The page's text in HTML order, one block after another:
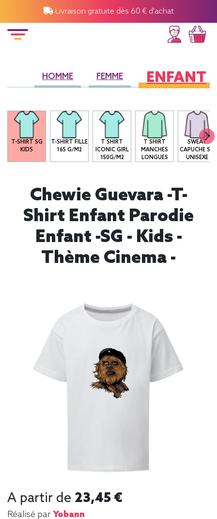
Livraison gratuite dès 60 € d'achat
HOMME FEMME ENFANT
T-SHIRT SG
KIDS
T-SHIRT FILLE
165 G/M2
T SHIRT
ICONIC GIRL
150G/M2
T SHIRT
MANCHES
LONGUES
SWEAT
CAPUCHE SG
UNISEXE
Chewie Guevara -T-
Shirt Enfant Parodie
Enfant -SG - Kids -
Thème Cinema -
A partir de 23,45 €
Réalisé parYobann